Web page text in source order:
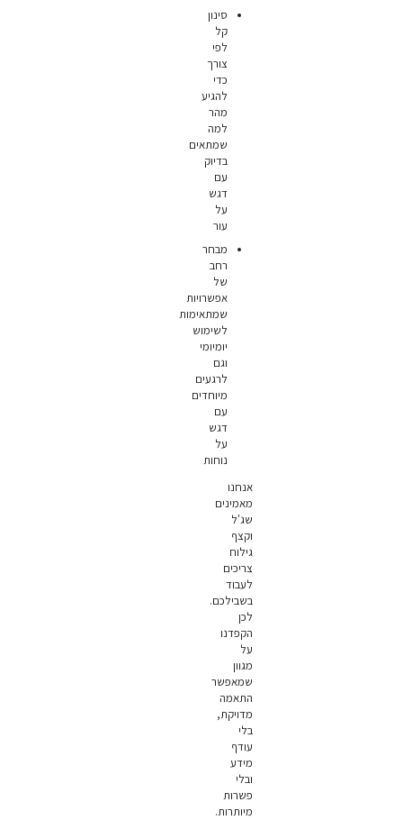
סינון
קל
לפי
צורך
כדי
להגיע
מהר
למה
שמתאים
בדיוק
עם
דגש
על
עור
מבחר
רחב
של
אפשרויות
שמתאימות
לשימוש
יומיומי
וגם
לרגעים
מיוחדים
עם
דגש
על
נוחות
אנחנו
מאמינים
שג'ל
וקצף
גילוח
צריכים
לעבוד
בשבילכם.
לכן
הקפדנו
על
מגוון
שמאפשר
התאמה
מדויקת,
בלי
עודף
מידע
ובלי
פשרות
מיותרות.